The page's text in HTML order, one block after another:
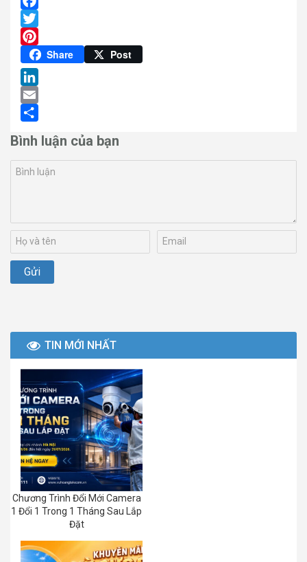
Facebook
Twitter
Pinterest
Share Post
LinkedIn
Email
Bình luận của bạn
TIN MỚI NHẤT
Chương Trình Đổi Mới Camera
1 Đổi 1 Trong 1 Tháng Sau Lắp
Đặt